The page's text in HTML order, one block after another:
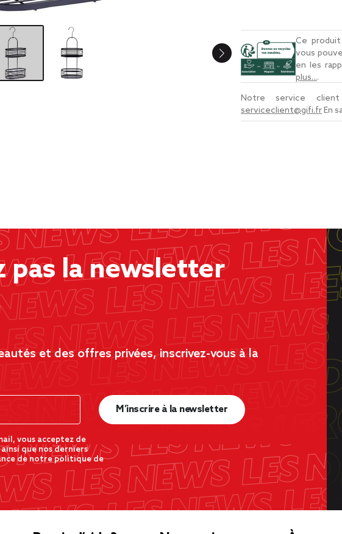
Ce
vous
en les
plus....
Notre service
serviceclient@gifi.frEn
pas la newsletter
et des offres privées, inscrivez-vous à la
vous acceptez de
que nos derniers
de notre politique de
M’inscrire à la newsletter